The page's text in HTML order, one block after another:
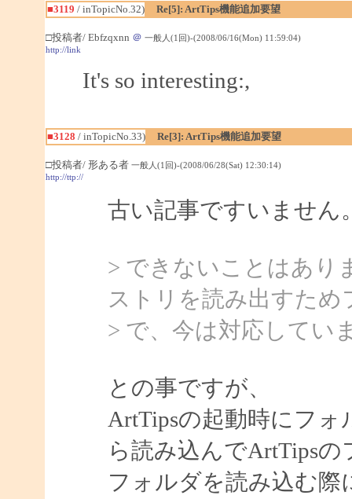
■3119 / inTopicNo.32) Re[5]: ArtTips機能追加要望
□投稿者/ Ebfzqxnn ＠ 一般人(1回)-(2008/06/16(Mon) 11:59:04)
http://link
It's so interesting:,
■3128 / inTopicNo.33) Re[3]: ArtTips機能追加要望
□投稿者/ 形ある者 一般人(1回)-(2008/06/28(Sat) 12:30:14)
http://ttp://
古い記事ですいません
> できないことはあり
ストリを読み出すた
> で、今は対応してい
との事ですが、
ArtTipsの起動時にフ
ら読み込んでArtTips
フォルダを読み込む